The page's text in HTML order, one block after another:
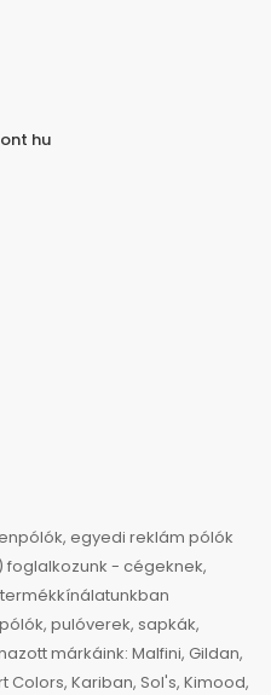
hu
egyedi reklám pólók
- cégeknek,
pulóverek, sapkák,
márkáink: Malfini, Gildan,
Kariban, Sol's, Kimood,